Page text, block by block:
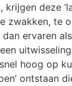
deze
zwakken, te
ervaren
hoog op
ontstaan